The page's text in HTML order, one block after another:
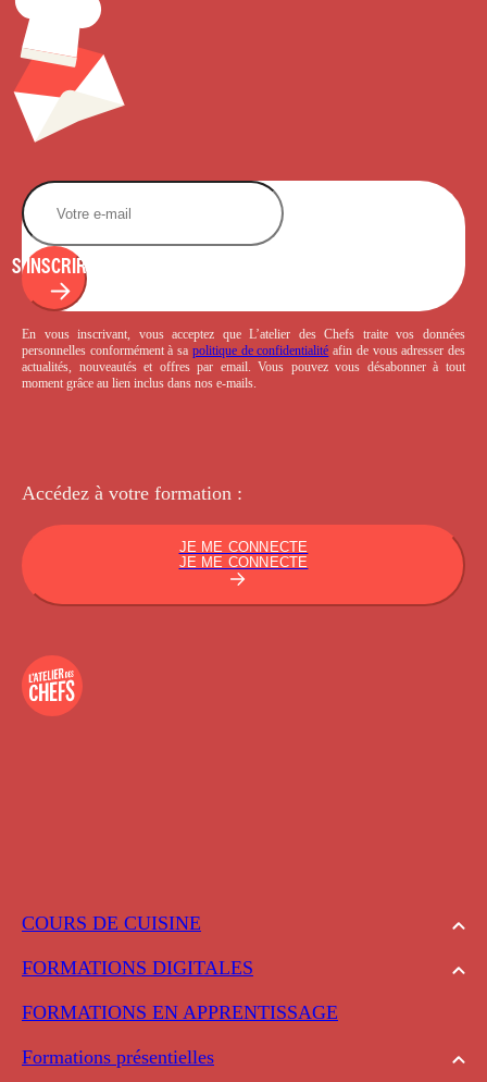
COURS DE CUISINE
FORMATIONS DIGITALES
FORMATIONS EN APPRENTISSAGE
Formations présentielles
S'INSCRIRE
En vous inscrivant, vous acceptez que L’atelier des Chefs traite vos données
personnelles conformément à sa politique de confidentialité afin de vous adresser des
actualités, nouveautés et offres par email. Vous pouvez vous désabonner à tout
moment grâce au lien inclus dans nos e-mails.
Accédez à votre formation :
JE ME CONNECTE
JE ME CONNECTE